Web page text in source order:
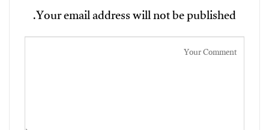
Your email address will not be published.